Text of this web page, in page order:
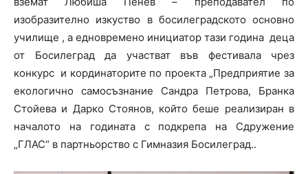
изобразително изкуство в босилеградското основно
училище , а едновремено инициатор тази година деца
от Босилеград да участват във фестивала чрез
конкурс и кординаторите по проекта „Предприятие за
екологично самосъзнание Сандра Петрова, Бранка
Стойева и Дарко Стоянов, който беше реализиран в
началото на годината с подкрепа на Сдружение
„ГЛАС“ в партньорство с Гимназия Босилеград..